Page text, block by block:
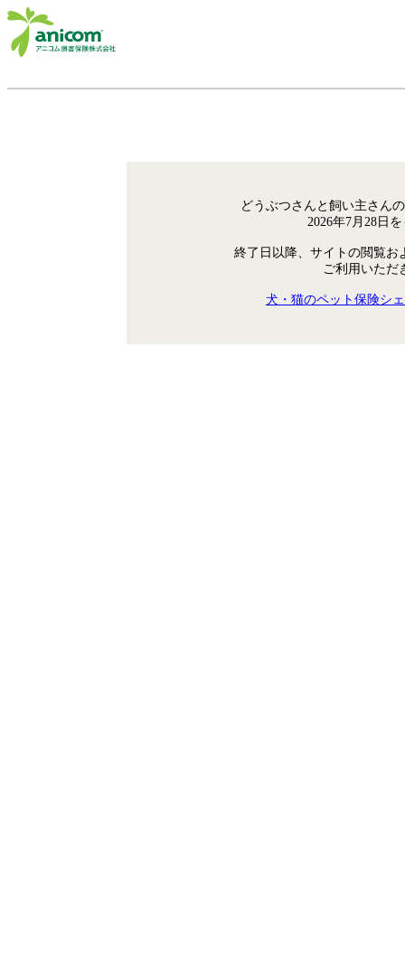
どうぶつさんと飼い主さん
2026年7月28日
終了日以降、サイトの閲覧お
ご利用いただ
犬・猫のペット保険シ